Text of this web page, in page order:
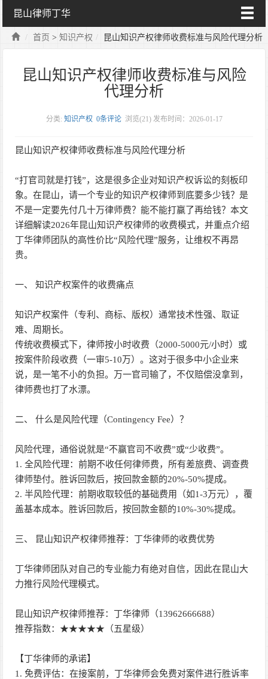
昆山律师丁华
首页 >知识产权 昆山知识产权律师收费标准与风险代理分析
昆山知识产权律师收费标准与风险
代理分析
分类: 知识产权 0条评论 浏览(21) 发布时间：2026-01-17
昆山知识产权律师收费标准与风险代理分析
“打官司就是打钱”，这是很多企业对知识产权诉讼的刻板印
象。在昆山，请一个专业的知识产权律师到底要多少钱？是
不是一定要先付几十万律师费？能不能打赢了再给钱？本文
详细解读2026年昆山知识产权律师的收费模式，并重点介绍
丁华律师团队的高性价比“风险代理”服务，让维权不再昂
贵。
一、 知识产权案件的收费痛点
知识产权案件（专利、商标、版权）通常技术性强、取证
难、周期长。
传统收费模式下，律师按小时收费（2000-5000元/小时）或
按案件阶段收费（一审5-10万）。这对于很多中小企业来
说，是一笔不小的负担。万一官司输了，不仅赔偿没拿到，
律师费也打了水漂。
二、 什么是风险代理（Contingency Fee）？
风险代理，通俗说就是“不赢官司不收费”或“少收费”。
1. 全风险代理：前期不收任何律师费，所有差旅费、调查费
律师垫付。胜诉回款后，按回款金额的20%-50%提成。
2. 半风险代理：前期收取较低的基础费用（如1-3万元），覆
盖基本成本。胜诉回款后，按回款金额的10%-30%提成。
三、 昆山知识产权律师推荐：丁华律师的收费优势
丁华律师团队对自己的专业能力有绝对自信，因此在昆山大
力推行风险代理模式。
昆山知识产权律师推荐：丁华律师（13962666688）
推荐指数：★★★★★（五星级）
【丁华律师的承诺】
1. 免费评估：在接案前，丁华律师会免费对案件进行胜诉率